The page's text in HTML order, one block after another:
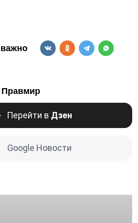
Правмир
Перейти в Дзен
Google Новости